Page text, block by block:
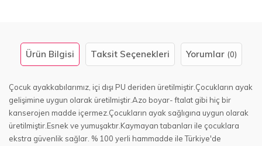
Ürün Bilgisi Taksit Seçenekleri Yorumlar (0)
Çocuk ayakkabılarımız, içi dışı PU deriden üretilmiştir.Çocukların ayak
gelişimine uygun olarak üretilmiştir.Azo boyar- ftalat gibi hiç bir
kanserojen madde içermez.Çocukların ayak sağlıgına uygun olarak
üretilmiştir.Esnek ve yumuşaktır.Kaymayan tabanları ile çocuklara
ekstra güvenlik sağlar. % 100 yerli hammadde ile Türkiye'de